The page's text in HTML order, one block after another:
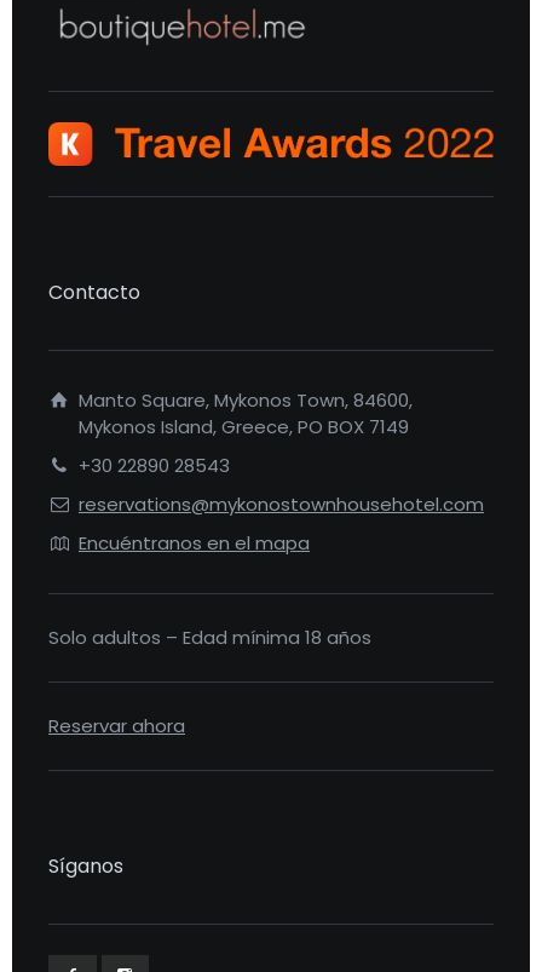
Contacto
Manto Square, Mykonos Town, 84600,
Mykonos Island, Greece, PO BOX 7149
+30 22890 28543
reservations@mykonostownhousehotel.com
Encuéntranos en el mapa
Solo adultos – Edad mínima 18 años
Reservar ahora
Síganos